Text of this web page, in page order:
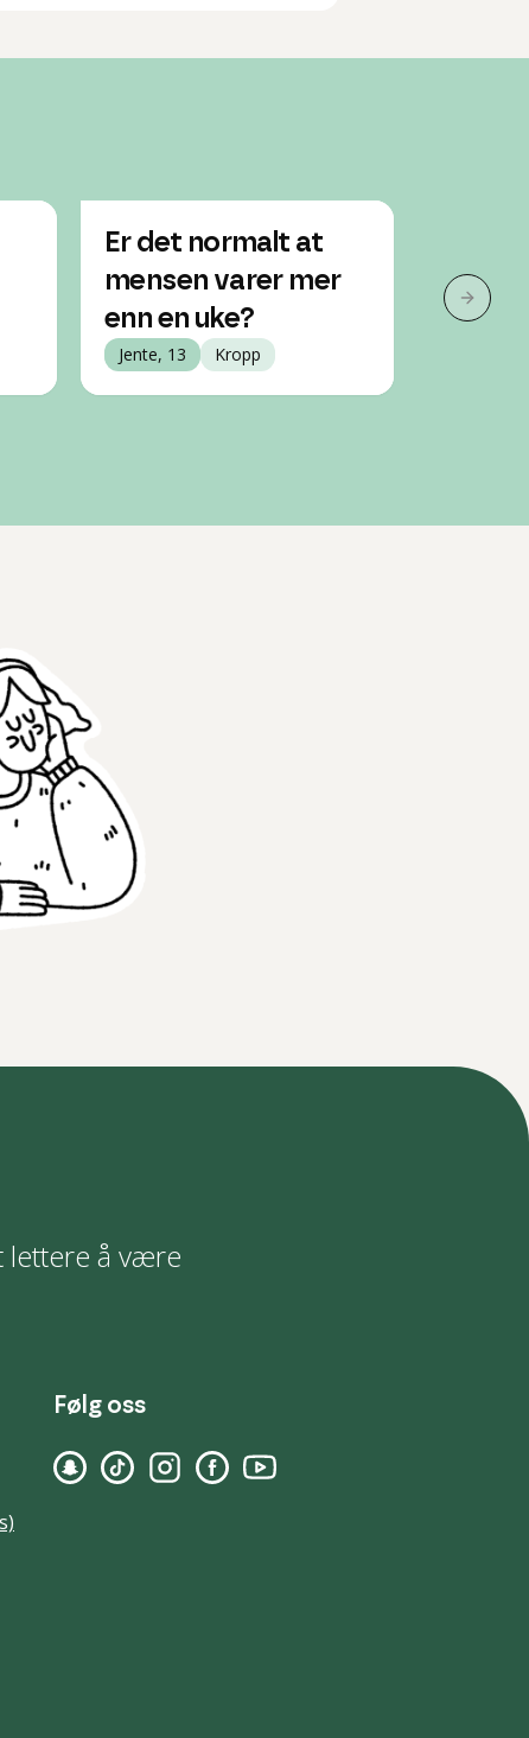
Er det normalt at
mensen varer mer
enn en uke?
Jente, 13 Kropp
min
Jente, 14
Neste
lettere å være
Følg oss